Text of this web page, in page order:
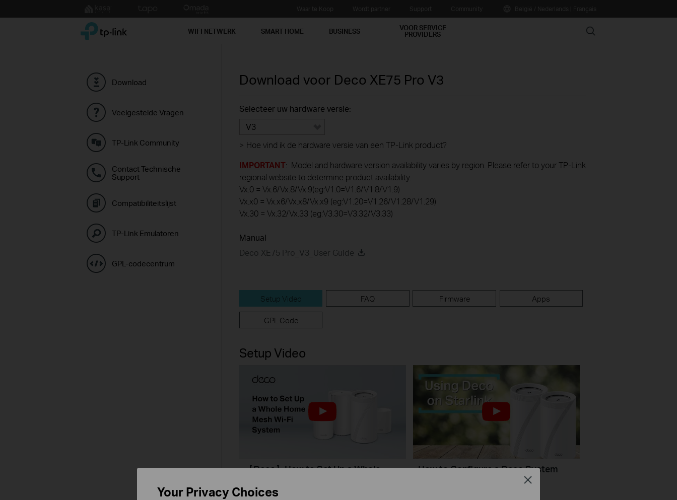
to
|
TP-Link, Reliably Smart WIFI NETWERK SMART HOME BUSINESS VOOR SERVICE
PROVIDERS Search
Download
Veelgestelde Vragen
TP-Link Community
Contact Technische
Support
Compatibiliteitslijst
TP-Link Emulatoren
GPL-codecentrum
Download voor Deco XE75 Pro V3
Selecteer uw hardware versie:
V3
> Hoe vind ik de hardware versie van een TP-Link product?
IMPORTANT: Model and hardware version availability varies by region. Please refer to your TP-Link
regional website to determine product availability.
Vx.0 = Vx.6/Vx.8/Vx.9(eg:V1.0=V1.6/V1.8/V1.9)
Vx.x0 = Vx.x6/Vx.x8/Vx.x9 (eg:V1.20=V1.26/V1.28/V1.29)
Vx.30 = Vx.32/Vx.33 (eg:V3.30=V3.32/V3.33)
Manual
Deco XE75 Pro_V3_User Guide
Setup Video FAQ Firmware Apps
GPL Code
Setup Video
【Deco】How to Set Up a Whole
BE95 as Example)
How to Configure a Deco System
Your Privacy Choices
Close